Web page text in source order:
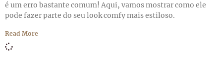
é um erro bastante comum! Aqui, vamos mostrar como ele
pode fazer parte do seu look comfy mais estiloso.
Read More